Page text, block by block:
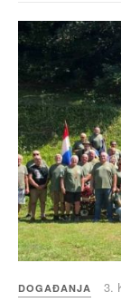
DOGAĐANJA 3.